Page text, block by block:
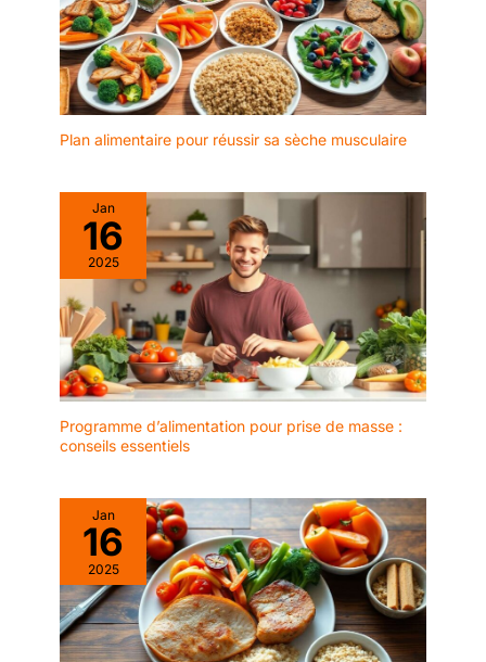
Plan alimentaire pour réussir sa sèche musculaire
Jan
16
2025
Programme d’alimentation pour prise de masse :
conseils essentiels
Jan
16
2025